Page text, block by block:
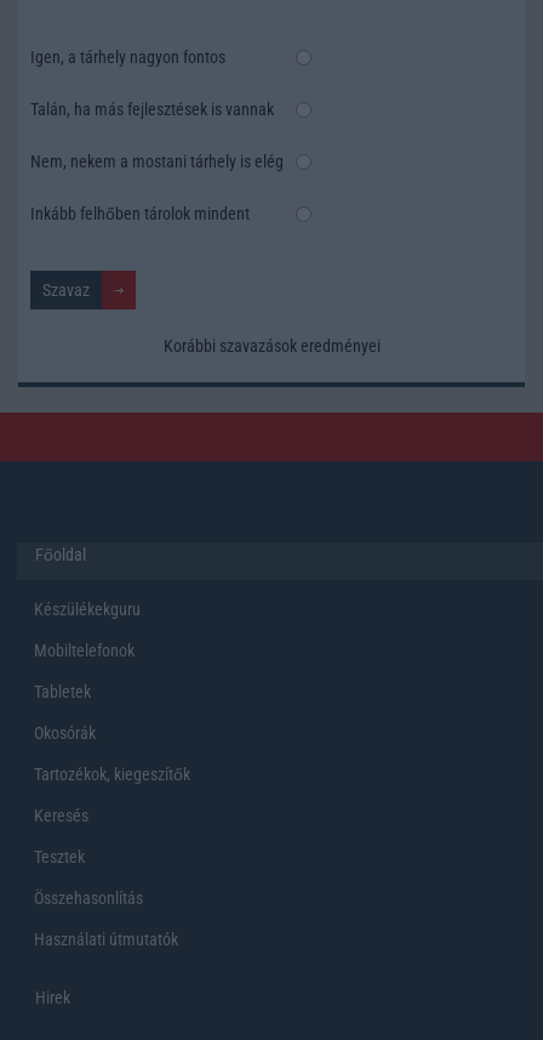
Igen, a tárhely nagyon fontos
Talán, ha más fejlesztések is vannak
Nem, nekem a mostani tárhely is elég
Inkább felhőben tárolok mindent
Korábbi szavazások eredményei
Főoldal
Készülékekguru
Mobiltelefonok
Tabletek
Okosórák
Tartozékok, kiegeszítők
Keresés
Tesztek
Összehasonlítás
Használati útmutatók
Hirek